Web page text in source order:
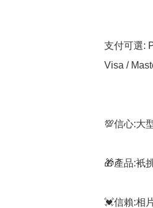
支付可選:
Visa /
💯信心:大
🎁產品:衹
💓信賴:相